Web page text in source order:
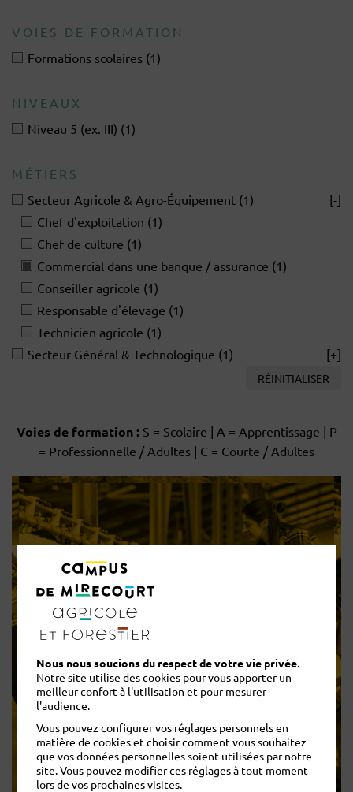
VOIES DE FORMATION
Formations scolaires (1)
NIVEAUX
Niveau 5 (ex. III) (1)
MÉTIERS
Secteur Agricole & Agro-Équipement (1)
[-]
Chef d'exploitation (1)
Chef de culture (1)
Commercial dans une banque / assurance (1)
Conseiller agricole (1)
Responsable d'élevage (1)
Technicien agricole (1)
Secteur Général & Technologique (1) [+]
RÉINITIALISER
Voies de formation :S = Scolaire | A = Apprentissage | P
= Professionnelle / Adultes | C = Courte / Adultes
BTS ACS’AGRI Analyse, Conduite
et Stratégie de l’entreprise
AGRIcole
Nous nous soucions du respect de votre vie privée
Notre site utilise des cookies pour vous apporter un
meilleur confort à l'utilisation et pour mesurer
l'audience.
Vous pouvez configurer vos réglages personnels en
matière de cookies et choisir comment vous souhaitez
que vos données personnelles soient utilisées par notre
site. Vous pouvez modifier ces réglages à tout moment
lors de vos prochaines visites.